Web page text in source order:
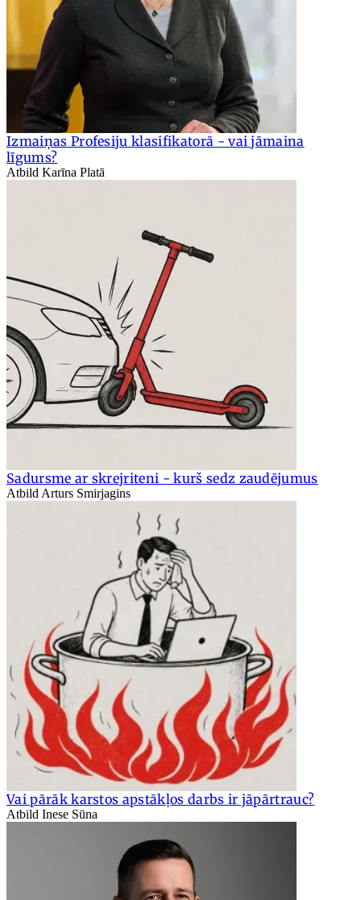
Izmaiņas Profesiju klasifikatorā - vai jāmaina
līgums?
Atbild Karīna Platā
Sadursme ar skrejriteni - kurš sedz zaudējumus
Atbild Arturs Smirjagins
Vai pārāk karstos apstākļos darbs ir jāpārtrauc?
Atbild Inese Sūna